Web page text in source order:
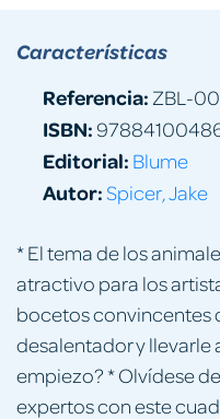
* El tema de los
atractivo para los
bocetos convincentes
desalentador y llevarle
empiezo? * Olvídese
expertos con este
Características
Referencia: ZBL-
ISBN:
Editorial: Blume
Autor:Spicer, Jake